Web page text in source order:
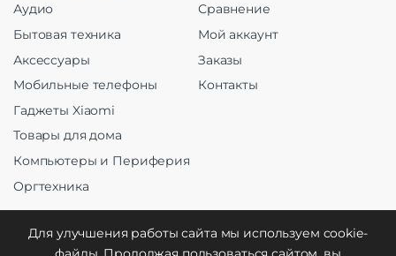
Аудио
Бытовая техника
Аксессуары
Мобильные телефоны
Гаджеты Xiaomi
Товары для дома
Компьютеры и Периферия
Оргтехника
Сравнение
Мой аккаунт
Заказы
Контакты
Для улучшения работы сайта мы используем cookie-